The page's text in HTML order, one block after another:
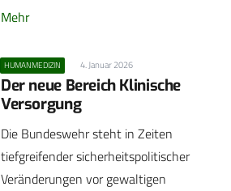
Mehr
HUMANMEDIZIN 4. Januar 2026
Der neue Bereich Klinische
Versorgung
Die Bundeswehr steht in Zeiten
tiefgreifender sicherheitspolitischer
Veränderungen vor gewaltigen